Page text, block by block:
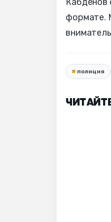
Кабденов
формате.
полиция